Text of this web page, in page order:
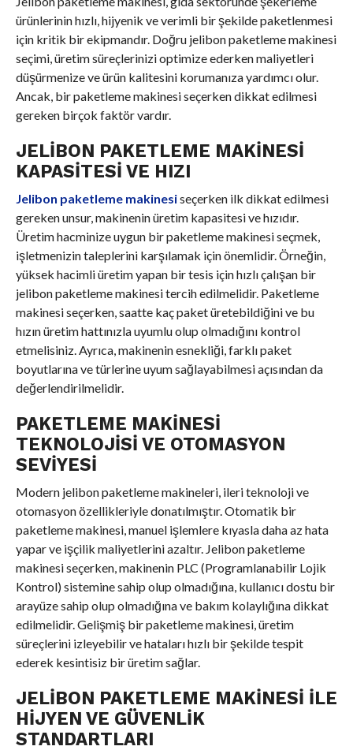
ürünlerinin hızlı, hijyenik ve verimli bir şekilde paketlenmesi
için kritik bir ekipmandır. Doğru jelibon paketleme makinesi
seçimi, üretim süreçlerinizi optimize ederken maliyetleri
düşürmenize ve ürün kalitesini korumanıza yardımcı olur.
Ancak, bir paketleme makinesi seçerken dikkat edilmesi
gereken birçok faktör vardır.
JELIBON PAKETLEME MAKINESI
KAPASITESI VE HIZI
Jelibon paketleme makinesiseçerken ilk dikkat edilmesi
gereken unsur, makinenin üretim kapasitesi ve hızıdır.
Üretim hacminize uygun bir paketleme makinesi seçmek,
işletmenizin taleplerini karşılamak için önemlidir. Örneğin,
yüksek hacimli üretim yapan bir tesis için hızlı çalışan bir
jelibon paketleme makinesi tercih edilmelidir. Paketleme
makinesi seçerken, saatte kaç paket üretebildiğini ve bu
hızın üretim hattınızla uyumlu olup olmadığını kontrol
etmelisiniz. Ayrıca, makinenin esnekliği, farklı paket
boyutlarına ve türlerine uyum sağlayabilmesi açısından da
değerlendirilmelidir.
PAKETLEME MAKINESI
TEKNOLOJISI VE OTOMASYON
SEVIYESI
Modern jelibon paketleme makineleri, ileri teknoloji ve
otomasyon özellikleriyle donatılmıştır. Otomatik bir
paketleme makinesi, manuel işlemlere kıyasla daha az hata
yapar ve işçilik maliyetlerini azaltır. Jelibon paketleme
makinesi seçerken, makinenin PLC (Programlanabilir Lojik
Kontrol) sistemine sahip olup olmadığına, kullanıcı dostu bir
arayüze sahip olup olmadığına ve bakım kolaylığına dikkat
edilmelidir. Gelişmiş bir paketleme makinesi, üretim
süreçlerini izleyebilir ve hataları hızlı bir şekilde tespit
ederek kesintisiz bir üretim sağlar.
JELIBON PAKETLEME MAKINESI ILE
HIJYEN VE GÜVENLIK
STANDARTLARI